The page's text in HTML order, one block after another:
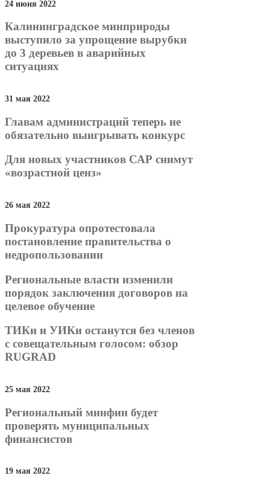
24 июня 2022
Калининградское минприроды
выступило за упрощение вырубки
до 3 деревьев в аварийных
ситуациях
31 мая 2022
Главам администраций теперь не
обязательно выигрывать конкурс
Для новых участников САР снимут
«возрастной ценз»
26 мая 2022
Прокуратура опротестовала
постановление правительства о
недропользовании
Региональные власти изменили
порядок заключения договоров на
целевое обучение
ТИКи и УИКи останутся без членов
с совещательным голосом: обзор
RUGRAD
25 мая 2022
Региональный минфин будет
проверять муниципальных
финансистов
19 мая 2022